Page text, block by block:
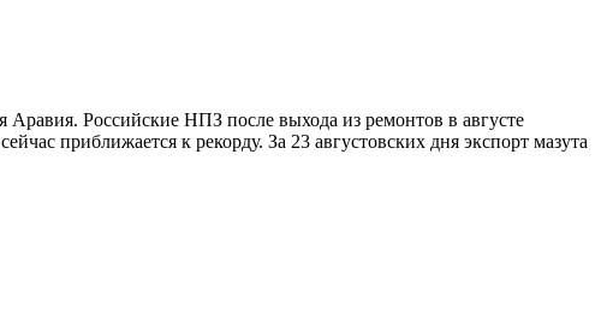
Российские НПЗ после выхода из ремонтов в августе
приближается к рекорду. За 23 августовских дня экспорт мазута